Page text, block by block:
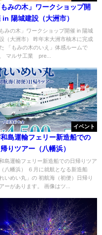
もみの木」ワークショップ開
in 陽城建設（大洲市）
もみの木」ワークショップ開催 in 陽城
（大洲市） 昨年末大洲市柚木に完成
た 「もみの木のいえ」体感ルームで
マルサ工業 pre...
イベント
島運輸フェリー新造船での
帰りツアー（八幡浜）
島運輸フェリー新造船での日帰りツア
八幡浜） ６月に就航となる新造船
れいめい丸」の 初航海（初便）日帰り
ーがあります。 画像はツ...